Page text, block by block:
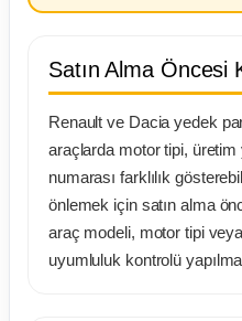
Satın Alma Öncesi
Renault ve Dacia yedek
araçlarda motor tipi, üretim
numarası farklılık
önlemek için satın alma
araç modeli, motor tipi
uyumluluk kontrolü